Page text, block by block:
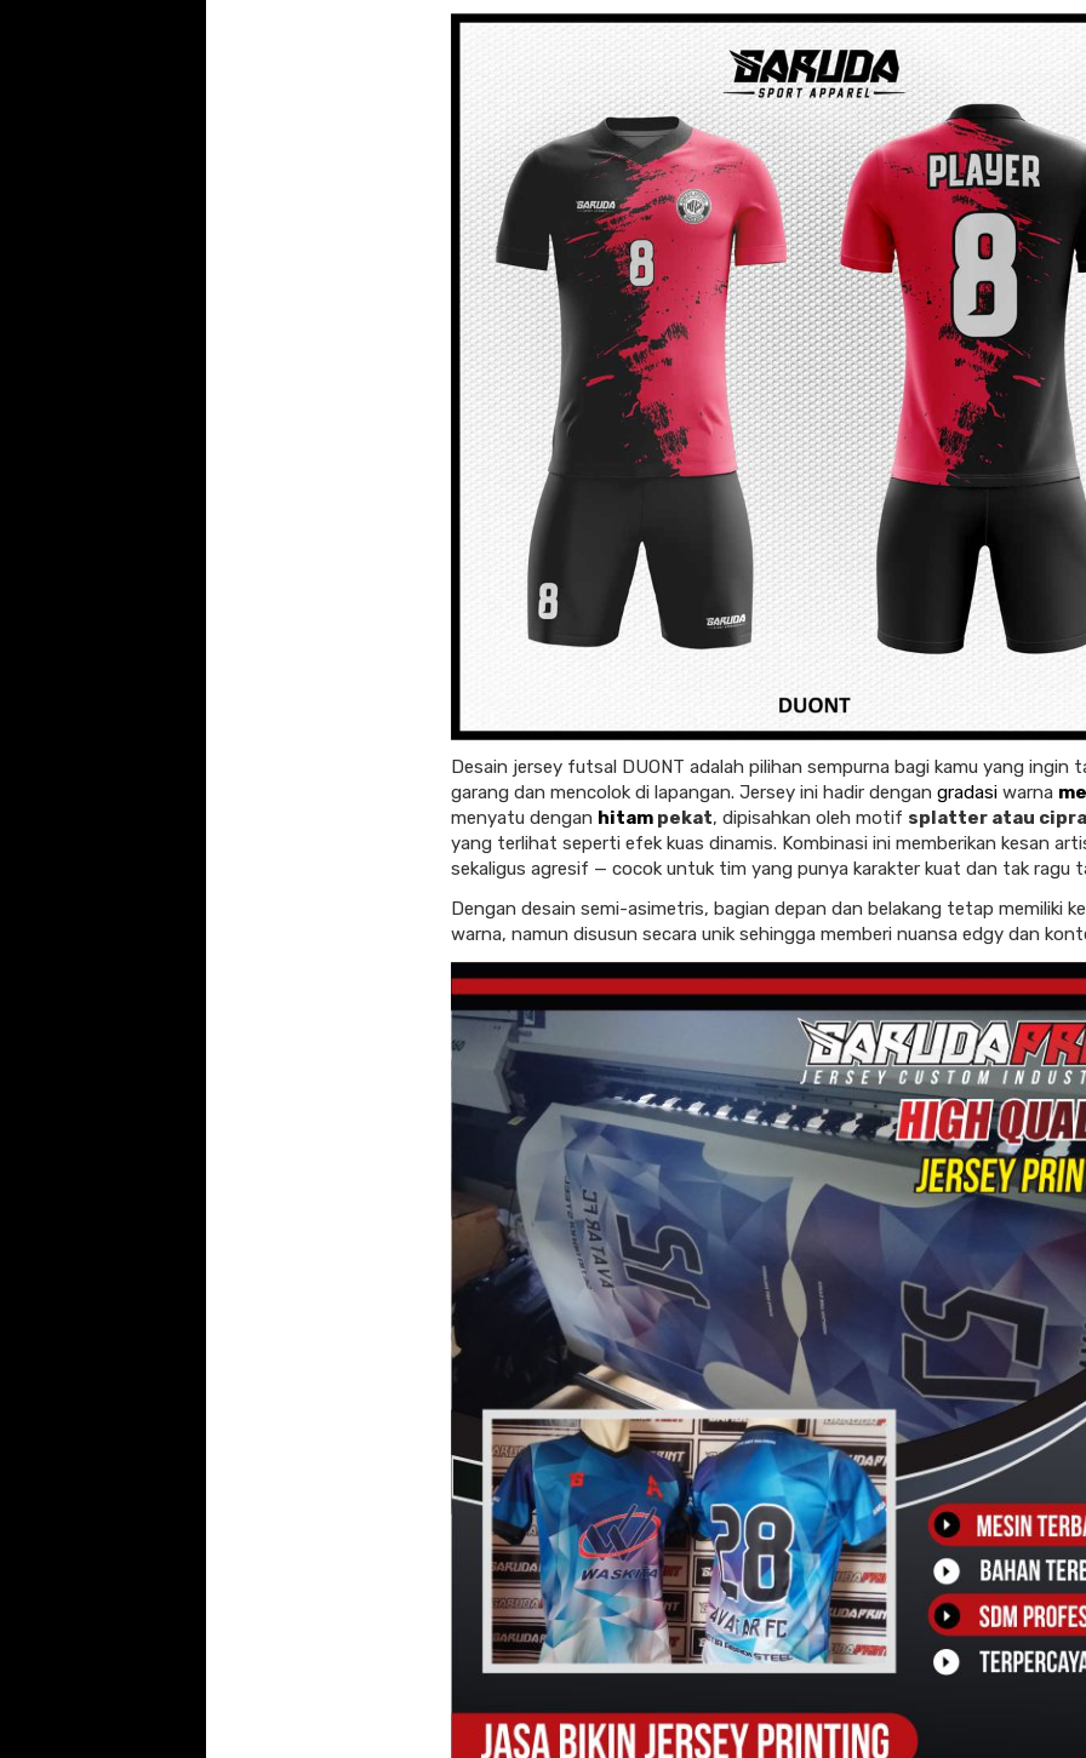
Desain jersey futsal DUONT adalah pilihan sempurna bagi kamu yang ingin
garang dan mencolok di lapangan. Jersey ini hadir dengan gradasi warna
menyatu dengan hitam pekat, dipisahkan oleh motif splatter atau
yang terlihat seperti efek kuas dinamis. Kombinasi ini memberikan kesan
sekaligus agresif — cocok untuk tim yang punya karakter kuat dan tak ragu
Dengan desain semi-asimetris, bagian depan dan belakang tetap memiliki
warna, namun disusun secara unik sehingga memberi nuansa edgy dan